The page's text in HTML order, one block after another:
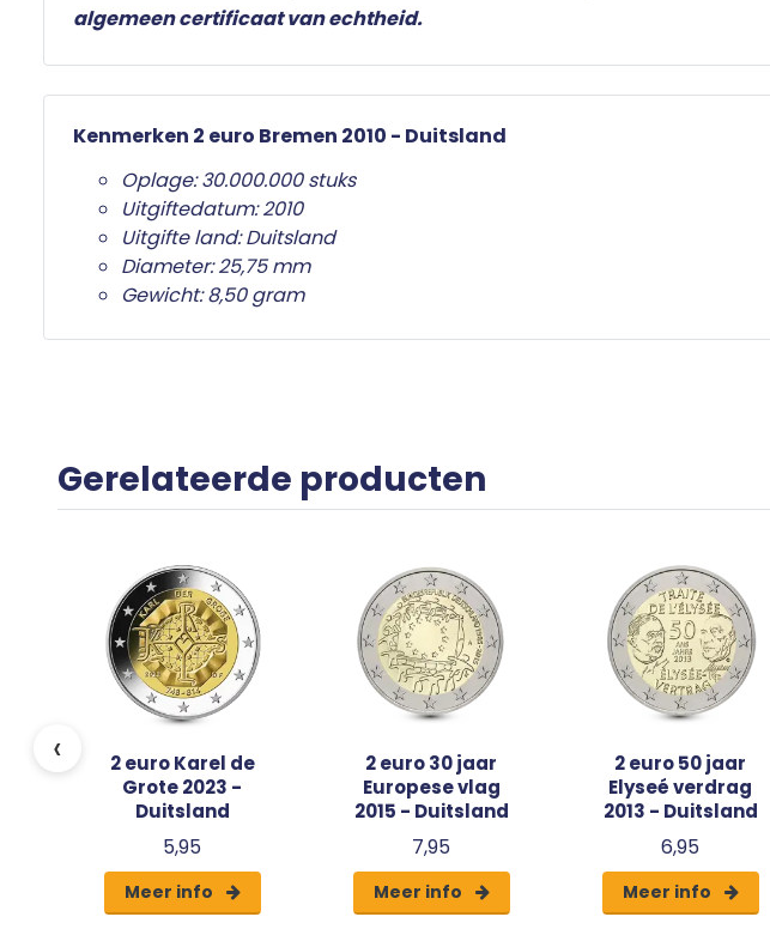
algemeen certificaat van echtheid.
Kenmerken 2 euro Bremen 2010 - Duitsland
Oplage: 30.000.000 stuks
Uitgiftedatum: 2010
Uitgifte land: Duitsland
Diameter: 25,75 mm
Gewicht: 8,50 gram
Gerelateerde producten
‹
2 euro Karel de
Grote 2023 -
Duitsland
5,95
Meer info
2 euro 30 jaar
Europese vlag
2015 - Duitsland
7,95
Meer info
2 euro 50 jaar
Elyseé verdrag
2013 - Duitsland
6,95
Meer info